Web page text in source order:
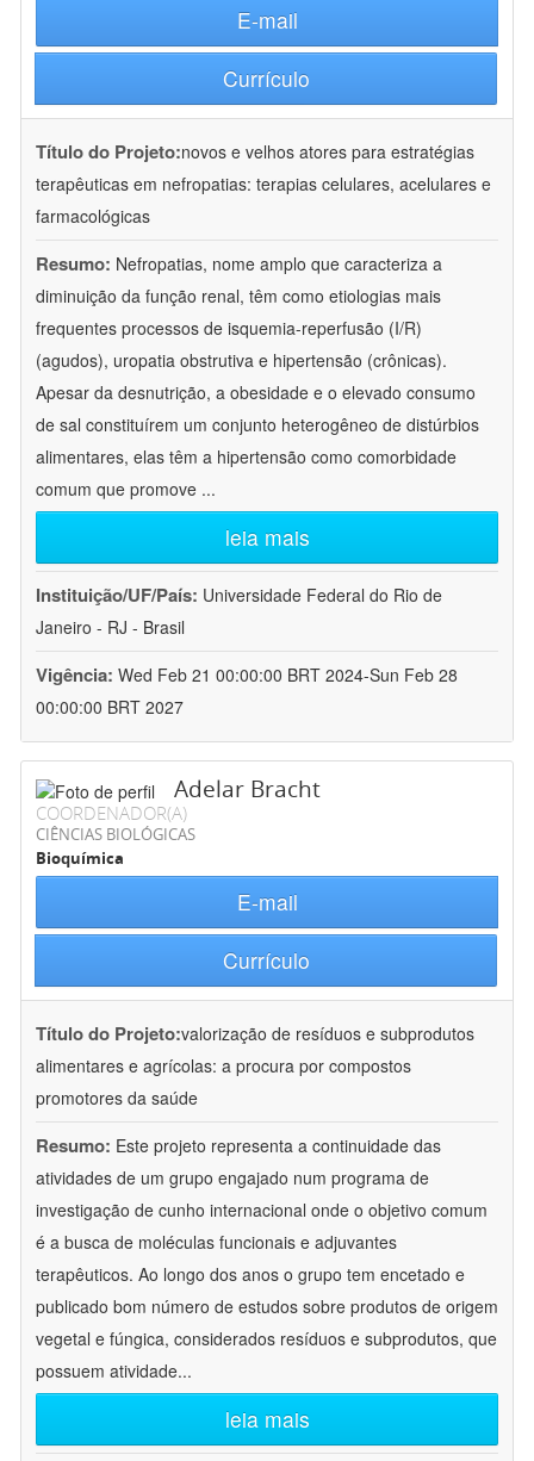
E-mail
Currículo
Título do Projeto:novos e velhos atores para estratégias
terapêuticas em nefropatias: terapias celulares, acelulares e
farmacológicas
Resumo: Nefropatias, nome amplo que caracteriza a
diminuição da função renal, têm como etiologias mais
frequentes processos de isquemia-reperfusão (I/R)
(agudos), uropatia obstrutiva e hipertensão (crônicas).
Apesar da desnutrição, a obesidade e o elevado consumo
de sal constituírem um conjunto heterogêneo de distúrbios
alimentares, elas têm a hipertensão como comorbidade
comum que promove ...
leia mais
Instituição/UF/País: Universidade Federal do Rio de
Janeiro - RJ - Brasil
Vigência: Wed Feb 21 00:00:00 BRT 2024-Sun Feb 28
00:00:00 BRT 2027
Adelar Bracht
COORDENADOR(A)
CIÊNCIAS BIOLÓGICAS
Bioquímica
E-mail
Currículo
Título do Projeto:valorização de resíduos e subprodutos
alimentares e agrícolas: a procura por compostos
promotores da saúde
Resumo: Este projeto representa a continuidade das
atividades de um grupo engajado num programa de
investigação de cunho internacional onde o objetivo comum
é a busca de moléculas funcionais e adjuvantes
terapêuticos. Ao longo dos anos o grupo tem encetado e
publicado bom número de estudos sobre produtos de origem
vegetal e fúngica, considerados resíduos e subprodutos, que
possuem atividade...
leia mais